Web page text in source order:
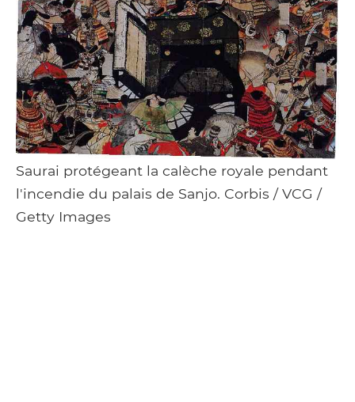
Saurai protégeant la calèche royale pendant
l'incendie du palais de Sanjo. Corbis / VCG /
Getty Images